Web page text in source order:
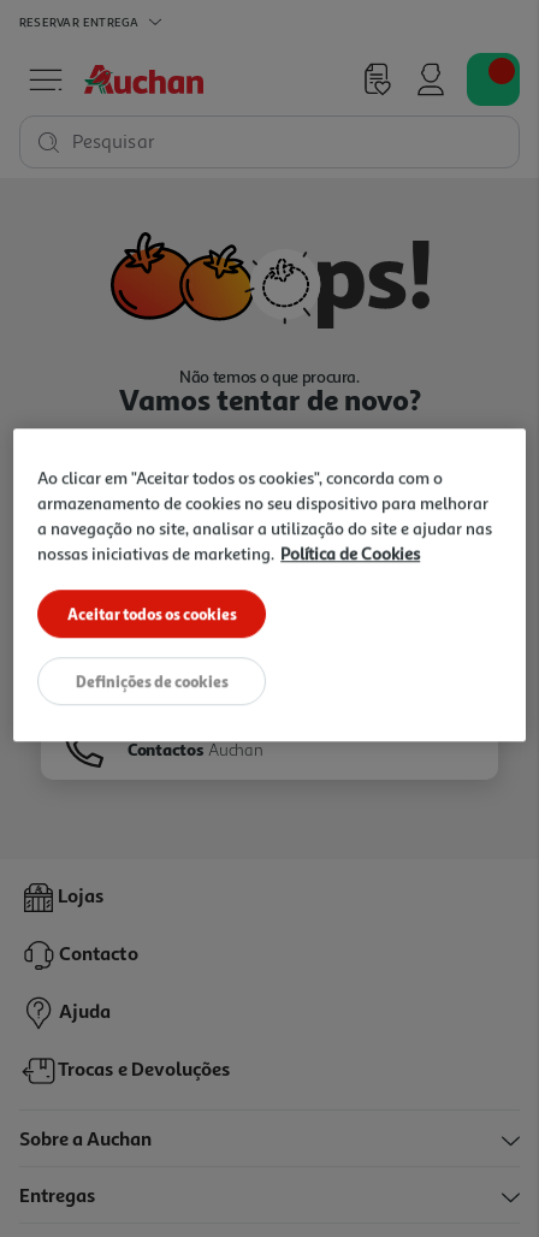
RESERVAR ENTREGA
Pesquisar
Não temos o que procura.
Vamos tentar de novo?
Ir para Homepage
Folhetos
Contactos Auchan
Lojas
Contacto
Ajuda
Trocas e Devoluções
Sobre a Auchan
Entregas
Ao clicar em "Aceitar todos os cookies", concorda com o
armazenamento de cookies no seu dispositivo para melhorar
a navegação no site, analisar a utilização do site e ajudar nas
nossas iniciativas de marketing. Política de Cookies
Aceitar todos os cookies
Definições de cookies